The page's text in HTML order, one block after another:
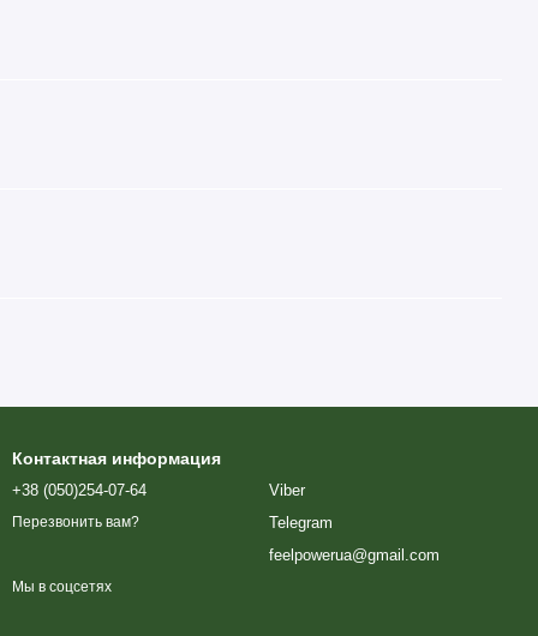
Контактная информация
+38 (050)254-07-64
Перезвонить вам?
Viber
Telegram
feelpowerua@gmail.com
Мы в соцсетях